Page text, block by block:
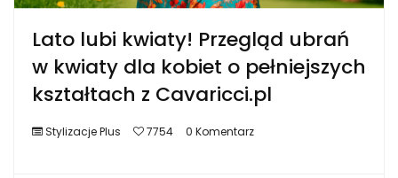
Lato lubi kwiaty! Przegląd ubrań
w kwiaty dla kobiet o pełniejszych
kształtach z Cavaricci.pl
Stylizacje Plus 7754 0 Komentarz